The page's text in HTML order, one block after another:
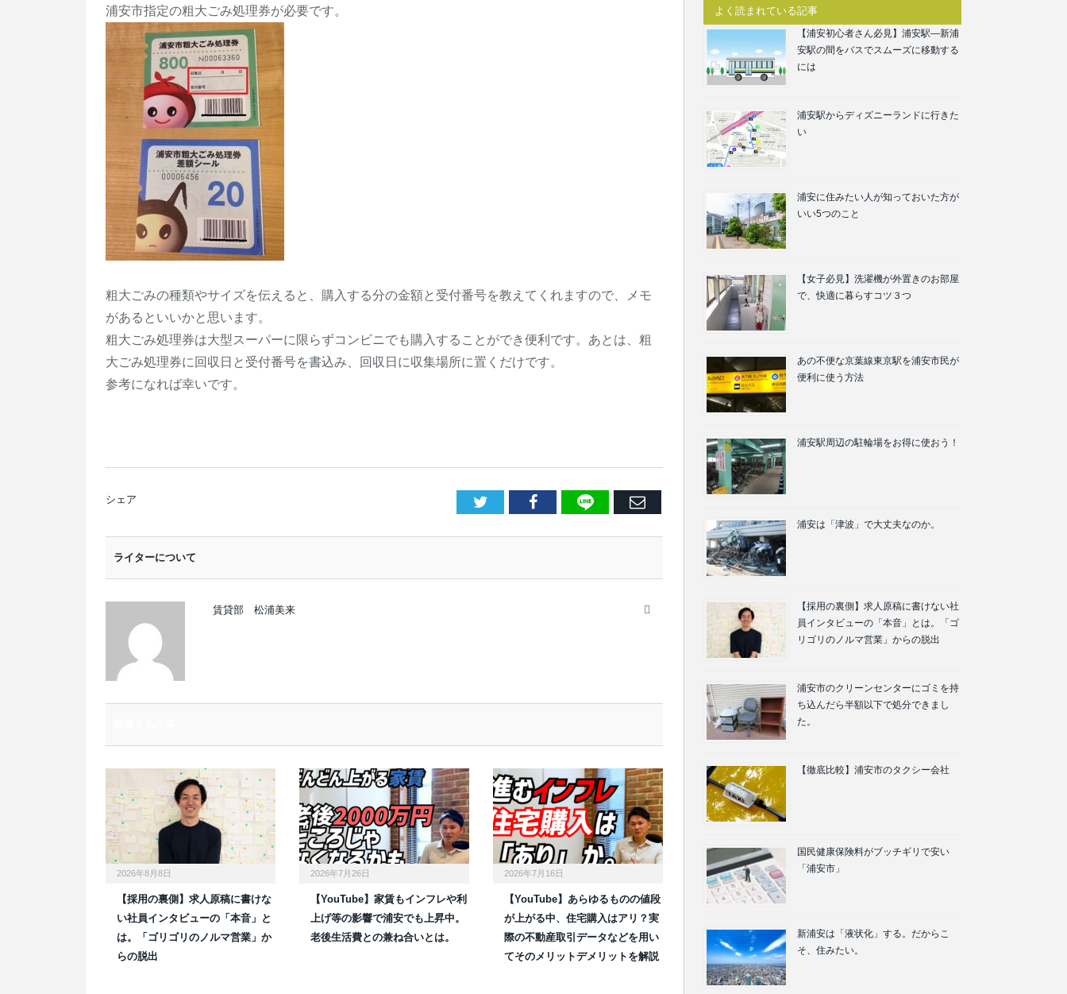
浦安市指定の粗大ごみ処理券が必要です。
粗大ごみの種類やサイズを伝えると、購入する分の金額と受付番号を教えてくれますので、メモ
があるといいかと思います。
粗大ごみ処理券は大型スーパーに限らずコンビニでも購入することができ便利です。あとは、粗
大ごみ処理券に回収日と受付番号を書込み、回収日に収集場所に置くだけです。
参考になれば幸いです。
シェア Facebook
LINE
E
ライターについて
賃貸部 松浦美来
2026年8月8日
【採用の裏側】求人原稿に書けな
い社員インタビューの「本音」と
は。「ゴリゴリのノルマ営業」か
らの脱出
2026年7月26日
【YouTube】家賃もインフレや利
上げ等の影響で浦安でも上昇中。
老後生活費との兼ね合いとは。
2026年7月16日
【YouTube】あらゆるものの値段
が上がる中、住宅購入はアリ？実
際の不動産取引データなどを用い
てそのメリットデメリットを解説
よく読まれている記事
【浦安初心者さん必見】浦安駅―新浦
安駅の間をバスでスムーズに移動する
には
浦安駅からディズニーランドに行きた
い
浦安に住みたい人が知っておいた方が
いい5つのこと
【女子必見】洗濯機が外置きのお部屋
で、快適に暮らすコツ３つ
あの不便な京葉線東京駅を浦安市民が
便利に使う方法
浦安駅周辺の駐輪場をお得に使おう！
浦安は「津波」で大丈夫なのか。
【採用の裏側】求人原稿に書けない社
員インタビューの「本音」とは。「ゴ
リゴリのノルマ営業」からの脱出
浦安市のクリーンセンターにゴミを持
ち込んだら半額以下で処分できまし
た。
【徹底比較】浦安市のタクシー会社
国民健康保険料がブッチギリで安い
「浦安市」
新浦安は「液状化」する。だからこ
そ、住みたい。